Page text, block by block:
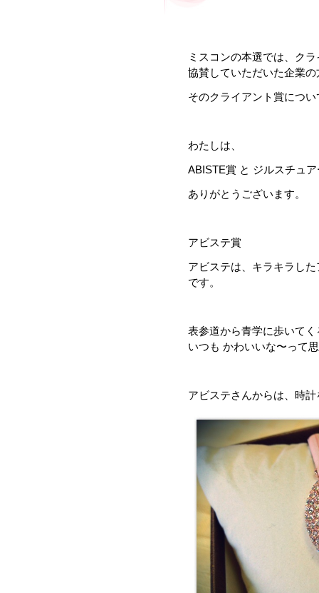
ミスコンの本選では、ク
協賛していただいた企業
そのクライアント賞につ
わたしは、
ABISTE賞 と ジルスチュ
ありがとうございます。
アビステ賞
アビステは、キラキラし
です。
表参道から青学に歩いて
いつも かわいいな〜って
アビステさんからは、時